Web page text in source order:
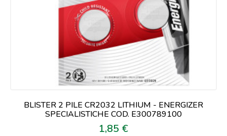
BLISTER 2 PILE CR2032 LITHIUM - ENERGIZER
SPECIALISTICHE COD. E300789100
Prezzo
1,85 €